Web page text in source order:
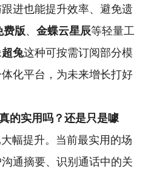
进也能提升效率、避免遗
费版、金蝶云星辰等轻量工
超兔这种可按需订阅部分模
化平台，为未来增长打好
的实用吗？还是只是噱
幅提升。当前最实用的场
通摘要、识别通话中的关